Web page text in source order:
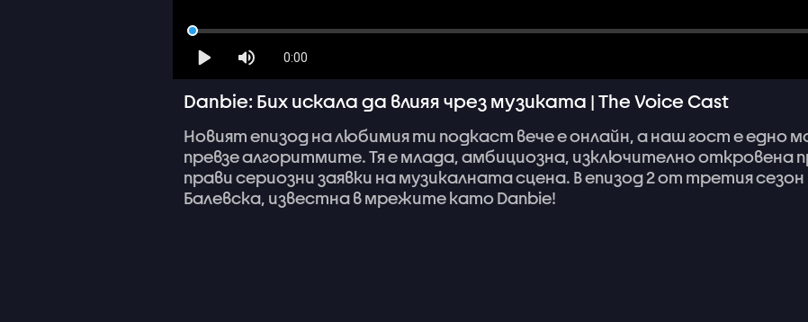
0:00
Danbie: Бих искала да влияя чрез музиката | The Voice Cast
Новиятепизодналюбимияти подкаст вечееонлайн,анашгостеедно
превзеалгоритмите.Тяемлада,амбициозна, изключителнооткровена
прависериозни заявки намузикалнатасцена. Вепизод2от третиясезон
Балевска, известнавмрежите катоDanbie!